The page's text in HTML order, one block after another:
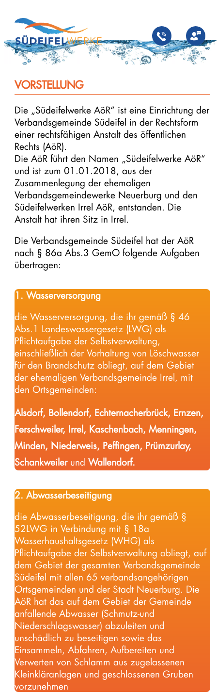
Inhalt
springen
VORSTELLUNG
Die „Südeifelwerke AöR“ ist eine Einrichtung der
Verbandsgemeinde Südeifel in der Rechtsform
einer rechtsfähigen Anstalt des öffentlichen
Rechts (AöR).
Die AöR führt den Namen „Südeifelwerke AöR“
und ist zum 01.01.2018, aus der
Zusammenlegung der ehemaligen
Verbandsgemeindewerke Neuerburg und den
Südeifelwerken Irrel AöR, entstanden. Die
Anstalt hat ihren Sitz in Irrel.
Die Verbandsgemeinde Südeifel hat der AöR
nach § 86a Abs.3 GemO folgende Aufgaben
übertragen:
1. Wasserversorgung
die Wasserversorgung, die ihr gemäß § 46
Abs.1 Landeswassergesetz (LWG) als
Pflichtaufgabe der Selbstverwaltung,
einschließlich der Vorhaltung von Löschwasser
für den Brandschutz obliegt, auf dem Gebiet
der ehemaligen Verbandsgemeinde Irrel, mit
den Ortsgemeinden:
Alsdorf, Bollendorf, Echternacherbrück, Ernzen,
Ferschweiler, Irrel, Kaschenbach, Menningen,
Minden, Niederweis, Peffingen, Prümzurlay,
Schankweiler und Wallendorf.
2. Abwasserbeseitigung
die Abwasserbeseitigung, die ihr gemäß §
52LWG in Verbindung mit § 18a
Wasserhaushaltsgesetz (WHG) als
Pflichtaufgabe der Selbstverwaltung obliegt, auf
dem Gebiet der gesamten Verbandsgemeinde
Südeifel mit allen 65 verbandsangehörigen
Ortsgemeinden und der Stadt Neuerburg. Die
AöR hat das auf dem Gebiet der Gemeinde
anfallende Abwasser (Schmutz-und
Niederschlagswasser) abzuleiten und
unschädlich zu beseitigen sowie das
Einsammeln, Abfahren, Aufbereiten und
Verwerten von Schlamm aus zugelassenen
Kleinkläranlagen und geschlossenen Gruben
vorzunehmen